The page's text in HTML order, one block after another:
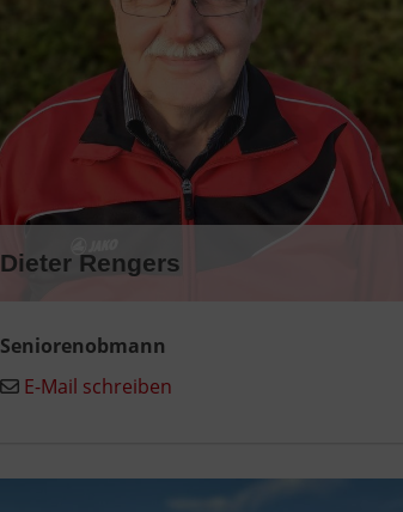
Dieter Rengers
Seniorenobmann
E-Mail schreiben